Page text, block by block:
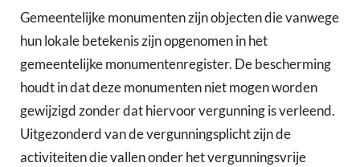
Gemeentelijke monumenten zijn objecten die vanwege
hun lokale betekenis zijn opgenomen in het
gemeentelijke monumentenregister. De bescherming
houdt in dat deze monumenten niet mogen worden
gewijzigd zonder dat hiervoor vergunning is verleend.
Uitgezonderd van de vergunningsplicht zijn de
activiteiten die vallen onder het vergunningsvrije